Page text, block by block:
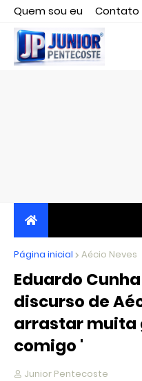
Quem sou eu
Contato
Editor responsável,
JORNALISMO
CRÍTICO
Página inicial Aécio Neves
Eduardo
discurso de
arrastar muita
comigo '
Junior Pentecoste